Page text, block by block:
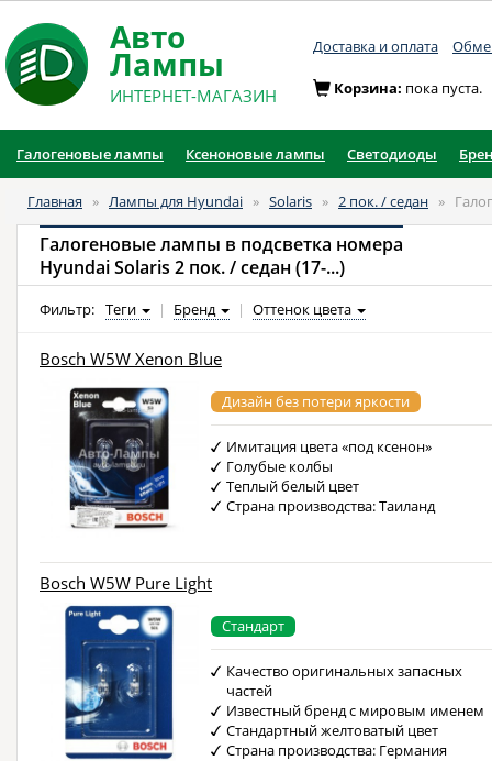
Авто
Лампы
ИНТЕРНЕТ-МАГАЗИН
Доставка и оплата
Корзина: пока пуста.
Галогеновые лампы Ксеноновые лампы Светодиоды
Главная » Лампы для Hyundai » Solaris » 2 пок. / седан »
Галогеновые лампы в подсветка номера
Hyundai Solaris 2 пок. / седан (17-...)
Фильтр: Теги | Бренд | Оттенок цвета
Bosch W5W Xenon Blue
Дизайн без потери яркости
Имитация цвета «под ксенон»
Голубые колбы
Теплый белый цвет
Страна производства: Таиланд
Bosch W5W Pure Light
Стандарт
Качество оригинальных запасных
частей
Известный бренд с мировым именем
Стандартный желтоватый цвет
Страна производства: Германия